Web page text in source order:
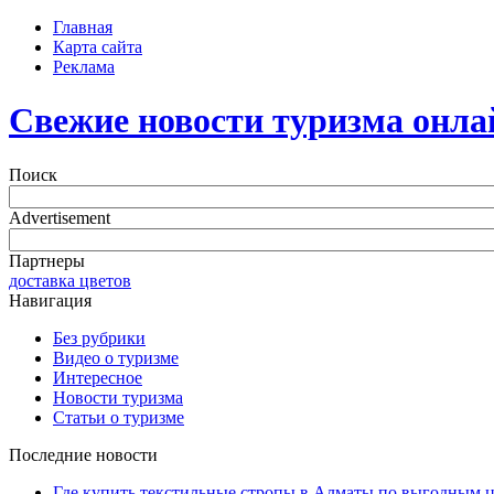
Главная
Карта сайта
Реклама
Свежие новости туризма
Поиск
Advertisement
Партнеры
доставка цветов
Навигация
Без рубрики
Видео о туризме
Интересное
Новости туризма
Статьи о туризме
Последние новости